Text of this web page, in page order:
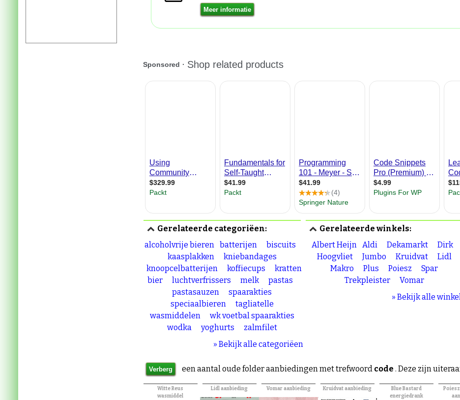
Gerelateerde categoriëen:
alcoholvrije bieren batterijen
biscuits
kaasplakken
kniebandages
knoopcelbatterijen
koffiecups
kratten
bier
luchtverfrissers melk
pastas
pastasauzen
spaarakties
speciaalbieren
tagliatelle
wasmiddelen
wk voetbal spaarakties
wodka
yoghurts
zalmfilet
» Bekijk alle categoriëen
Gerelateerde winkels:
Albert Heijn Aldi Dekamarkt
Dirk
Hoogvliet
Jumbo Kruidvat
Lidl
Makro
Plus Poiesz
Spar
Trekpleister
Vomar
» Bekijk alle
een aantal oude folder aanbiedingen met trefwoord code . Deze zijn
Witte Reus
wasmiddel
Lidl aanbieding Vomar aanbieding Kruidvat aanbieding
Blue Bastard
energiedrank